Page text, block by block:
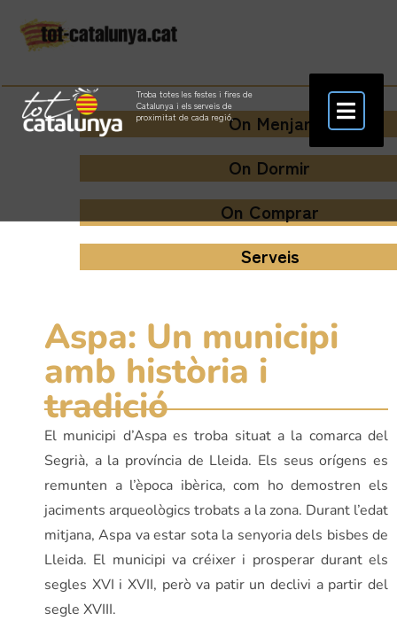
Troba totes les festes i fires de
Catalunya i els serveis de
proximitat de cada regió.On Menjar
On Dormir
On Comprar
Serveis
Aspa: Un municipi
amb història i
tradició
El municipi d’Aspa es troba situat a la comarca del
Segrià, a la província de Lleida. Els seus orígens es
remunten a l’època ibèrica, com ho demostren els
jaciments arqueològics trobats a la zona. Durant l’edat
mitjana, Aspa va estar sota la senyoria dels bisbes de
Lleida. El municipi va créixer i prosperar durant els
segles XVI i XVII, però va patir un declivi a partir del
segle XVIII.